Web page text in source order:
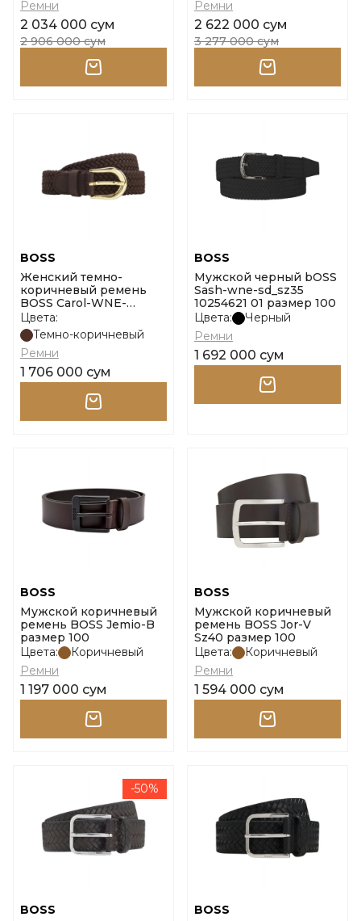
Ремни
2 034 000 сум
2 906 000 сум
Ремни
2 622 000 сум
3 277 000 сум
BOSS
Женский темно-
коричневый ремень
BOSS Carol-WNE-
L_SZ25 размер 70
Цвета:
Темно-коричневый
Ремни
1 706 000 сум
BOSS
Мужской черный bOSS
Sash-wne-sd_sz35
10254621 01 размер 100
Цвета:
Черный
Ремни
1 692 000 сум
BOSS
Мужской коричневый
ремень BOSS Jemio-B
размер 100
Цвета:
Коричневый
Ремни
1 197 000 сум
BOSS
Мужской коричневый
ремень BOSS Jor-V
Sz40 размер 100
Цвета:
Коричневый
Ремни
1 594 000 сум
-50%
BOSS
BOSS